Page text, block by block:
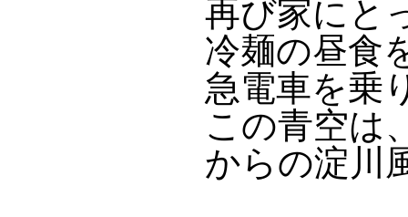
再び家にと
冷麺の昼食
急電車を乗
この青空は
からの淀川